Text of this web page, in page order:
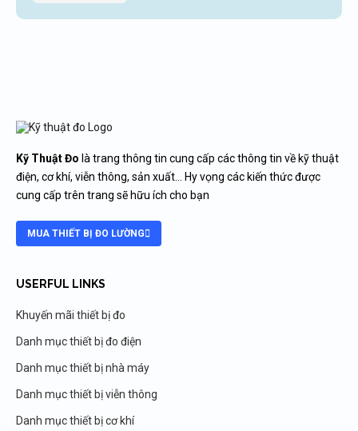
Kỹ Thuật Đo là trang thông tin cung cấp các thông tin về kỹ thuật
điện, cơ khí, viễn thông, sản xuất… Hy vọng các kiến thức được
cung cấp trên trang sẽ hữu ích cho bạn
MUA THIẾT BỊ ĐO LƯỜNG
USERFUL LINKS
Khuyến mãi thiết bị đo
Danh mục thiết bị đo điện
Danh mục thiết bị nhà máy
Danh mục thiết bị viễn thông
Danh mục thiết bị cơ khí